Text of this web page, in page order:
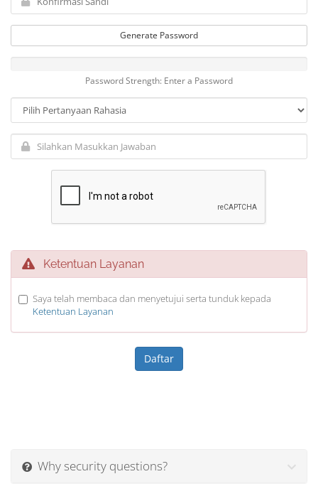
Generate Password
Password Strength: Enter a Password
Ketentuan Layanan
Saya telah membaca dan menyetujui serta tunduk kepada
Ketentuan Layanan
Why security questions?